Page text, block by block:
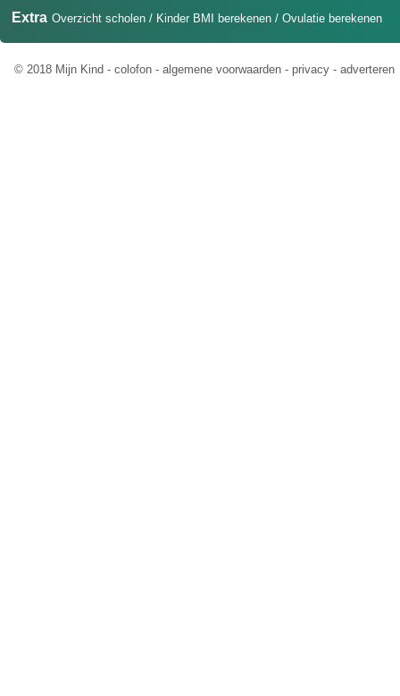
Extra Overzicht scholen / Kinder BMI berekenen / Ovulatie berekenen
© 2018 Mijn Kind - colofon - algemene voorwaarden - privacy - adverteren